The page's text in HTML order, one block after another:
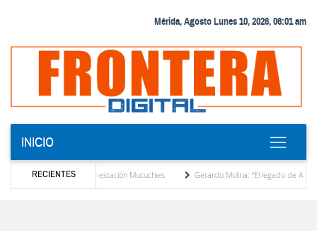
Mérida, Agosto Lunes 10, 2026, 06:01 am
INICIO
RECIENTES
en la subestación Mucuchies
Gerardo Molina: “El legado de Alberto Adriani